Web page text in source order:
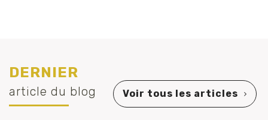
DERNIER
article du blog Voir tous les articles